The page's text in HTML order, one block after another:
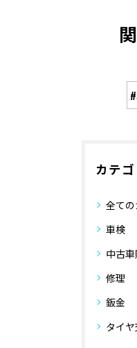
カテ
全て
車検
中古
修理
鈑金
タイ